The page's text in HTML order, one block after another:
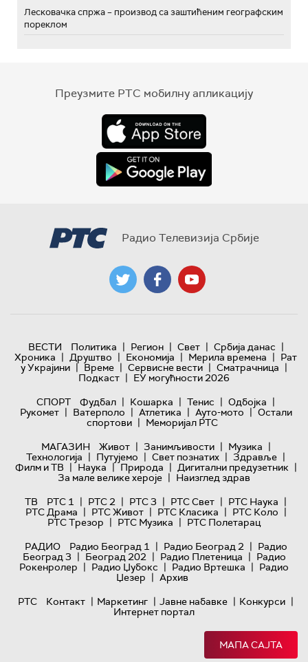
Лесковачка спржа – производ са заштићеним географским
пореклом
Преузмите РТС мобилну апликацију
Радио Телевизија Србије
ВЕСТИ Политика | Регион | Свет | Србија данас |
Хроника | Друштво | Економија | Мерила времена | Рат
у Украјини | Време | Сервисне вести | Сматрачница |
Подкаст | ЕУ могућности 2026
СПОРТ
Фудбал | Кошарка | Тенис | Одбојка |
Рукомет | Ватерполо | Атлетика | Ауто-мото | Остали
спортови | Меморијал РТС
МАГАЗИН
Живот | Занимљивости | Музика |
Технологијa | Путујемо | Свет познатих | Здравље |
Филм и ТВ | Наука | Природа | Дигитални предузетник |
За мале велике хероје | Наизглед здрав
ТВ
РТС 1 | РТС 2 | РТС 3 | РТС Свет | РТС Наука |
РТС Драма | РТС Живот | РТС Класика | РТС Коло |
РТС Трезор | РТС Музика | РТС Полетарац
РАДИО
Радио Београд 1 | Радио Београд 2 | Радио
Београд 3 | Београд 202 | Радио Плетеница | Радио
Рокенролер | Радио Џубокс | Радио Вртешка | Радио
Џезер | Архив
РТС
Контакт | Маркетинг | Јавне набавке | Конкурси |
Интернет портал
МАПА САЈТА